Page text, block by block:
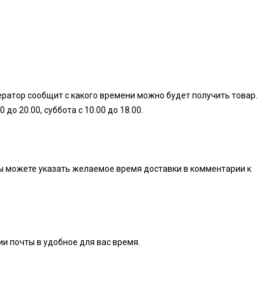
сообщит с какого времени можно будет получить товар.
20.00, суббота с 10.00 до 18.00.
можете указать желаемое время доставки в комментарии к
почты в удобное для вас время.